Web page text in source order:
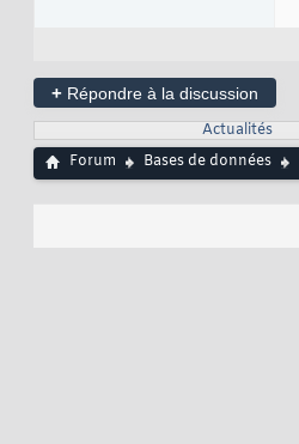
+ Répondre à la discussion
Actualités
Forum
Bases de données